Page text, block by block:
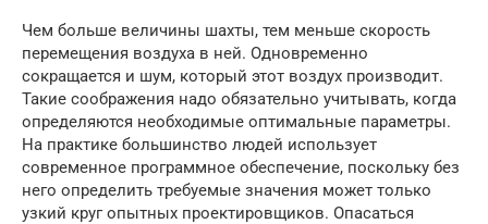
Чем больше величины шахты, тем меньше скорость
перемещения воздуха в ней. Одновременно
сокращается и шум, который этот воздух производит.
Такие соображения надо обязательно учитывать, когда
определяются необходимые оптимальные параметры.
На практике большинство людей использует
современное программное обеспечение, поскольку без
него определить требуемые значения может только
узкий круг опытных проектировщиков. Опасаться